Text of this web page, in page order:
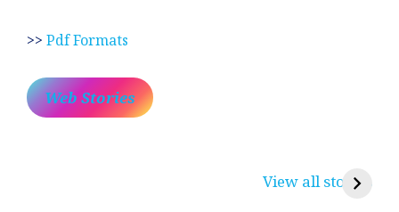
>> Pdf Formats
Web Stories
View all stories
रामसा पीर, रुणेचा रा